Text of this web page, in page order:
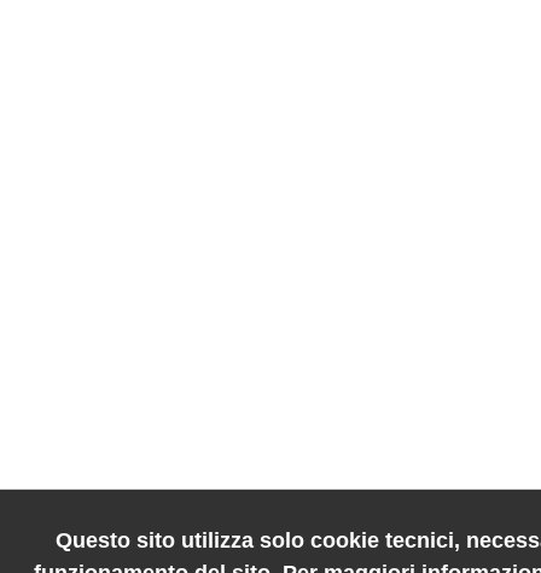
Questo sito utilizza solo cookie tecnici,